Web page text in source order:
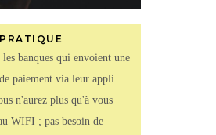
banques qui envoient une
paiement via leur appli
n'aurez plus qu'à vous
WIFI ; pas besoin de